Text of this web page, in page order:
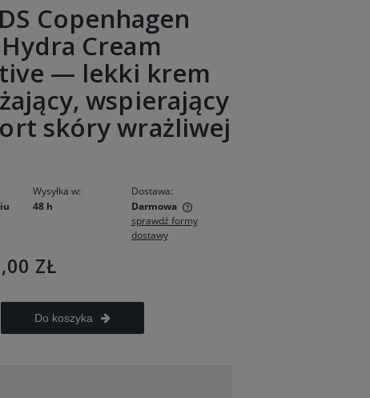
Copenhagen
Cream
— lekki krem
wspierający
skóry wrażliwej
Wysyłka w:
48 h
Dostawa:
Darmowa
nie zawiera ewentualnych
płatności
sprawdź formy
dostawy
ZŁ
Do koszyka